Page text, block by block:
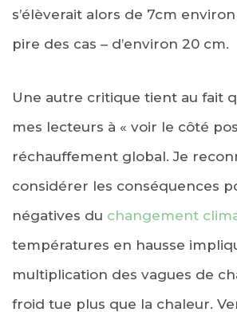
s’élèverait alors de 7cm
pire des cas – d’environ 20 cm.
Une autre critique tient au fait
mes lecteurs à « voir le côté
réchauffement global. Je
considérer les conséquences
négatives du changement
températures en hausse
multiplication des vagues de
froid tue plus que la chaleur.